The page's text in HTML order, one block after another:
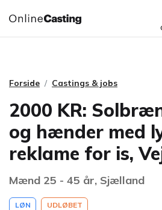
CASTINGS & JOBS
Forside Castings & jobs
2000 KR:
og hænder med
reklame for is,
Mænd 25 - 45 år, Sjælland
LØN UDLØBET